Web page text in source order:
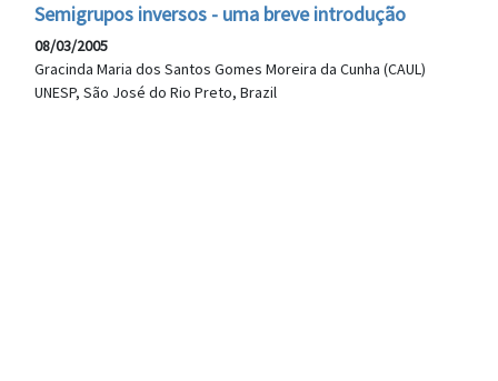
Semigrupos inversos - uma breve introdução
08/03/2005
Gracinda Maria dos Santos Gomes Moreira da Cunha (CAUL)
UNESP, São José do Rio Preto, Brazil